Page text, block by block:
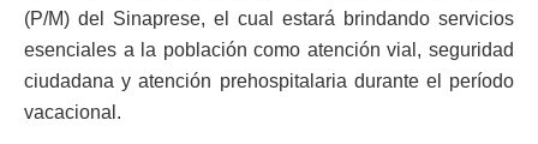
(P/M) del Sinaprese, el cual estará brindando servicios
esenciales a la población como atención vial, seguridad
ciudadana y atención prehospitalaria durante el período
vacacional.